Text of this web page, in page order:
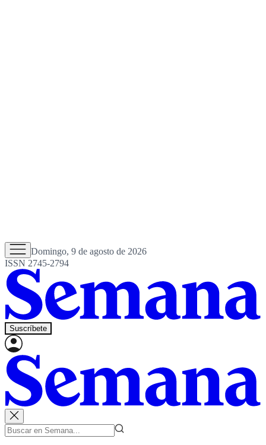
Domingo, 9 de agosto de 2026
ISSN 2745-2794
Suscríbete